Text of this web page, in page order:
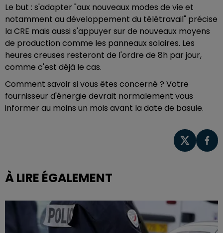
Le but : s'adapter "aux nouveaux modes de vie et
notamment au développement du télétravail" précise
la CRE mais aussi s'appuyer sur de nouveaux moyens
de production comme les panneaux solaires. Les
heures creuses resteront de l'ordre de 8h par jour,
comme c'est déjà le cas.
Comment savoir si vous êtes concerné ? Votre
fournisseur d'énergie devrait normalement vous
informer au moins un mois avant la date de basule.
À LIRE ÉGALEMENT